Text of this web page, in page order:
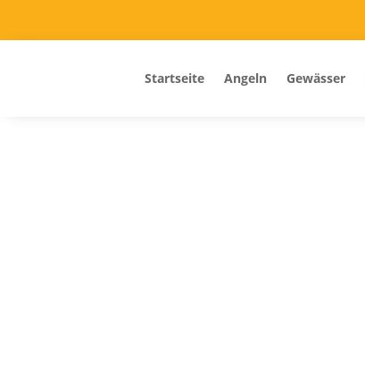
Startseite Angeln Gewässer